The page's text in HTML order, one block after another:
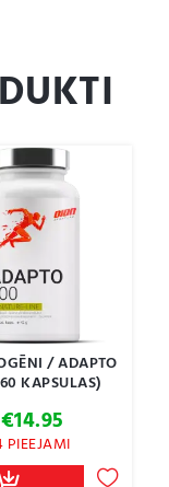
/ ADAPTO
KAPSULAS)
€14.95
PIEEJAMI